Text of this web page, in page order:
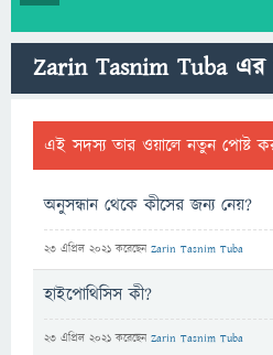
Zarin Tasnim Tuba এর
এই সদস্য তার ওয়ালে নতুন পোষ্ট
অনুসন্ধান থেকে কীসের জন্য নেয়?
23 এপ্রিল 2021 করেছেন Zarin Tasnim Tuba
হাইপোথিসিস কী?
23 এপ্রিল 2021 করেছেন Zarin Tasnim Tuba